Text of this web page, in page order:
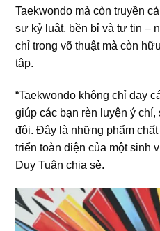
Taekwondo mà còn truyền
sự kỷ luật, bền bỉ và tự tin –
chỉ trong võ thuật mà còn
tập.
“Taekwondo không chỉ dạy
giúp các bạn rèn luyện ý
đội. Đây là những phẩm
triển toàn diện của một sinh
Duy Tuân chia sẻ.